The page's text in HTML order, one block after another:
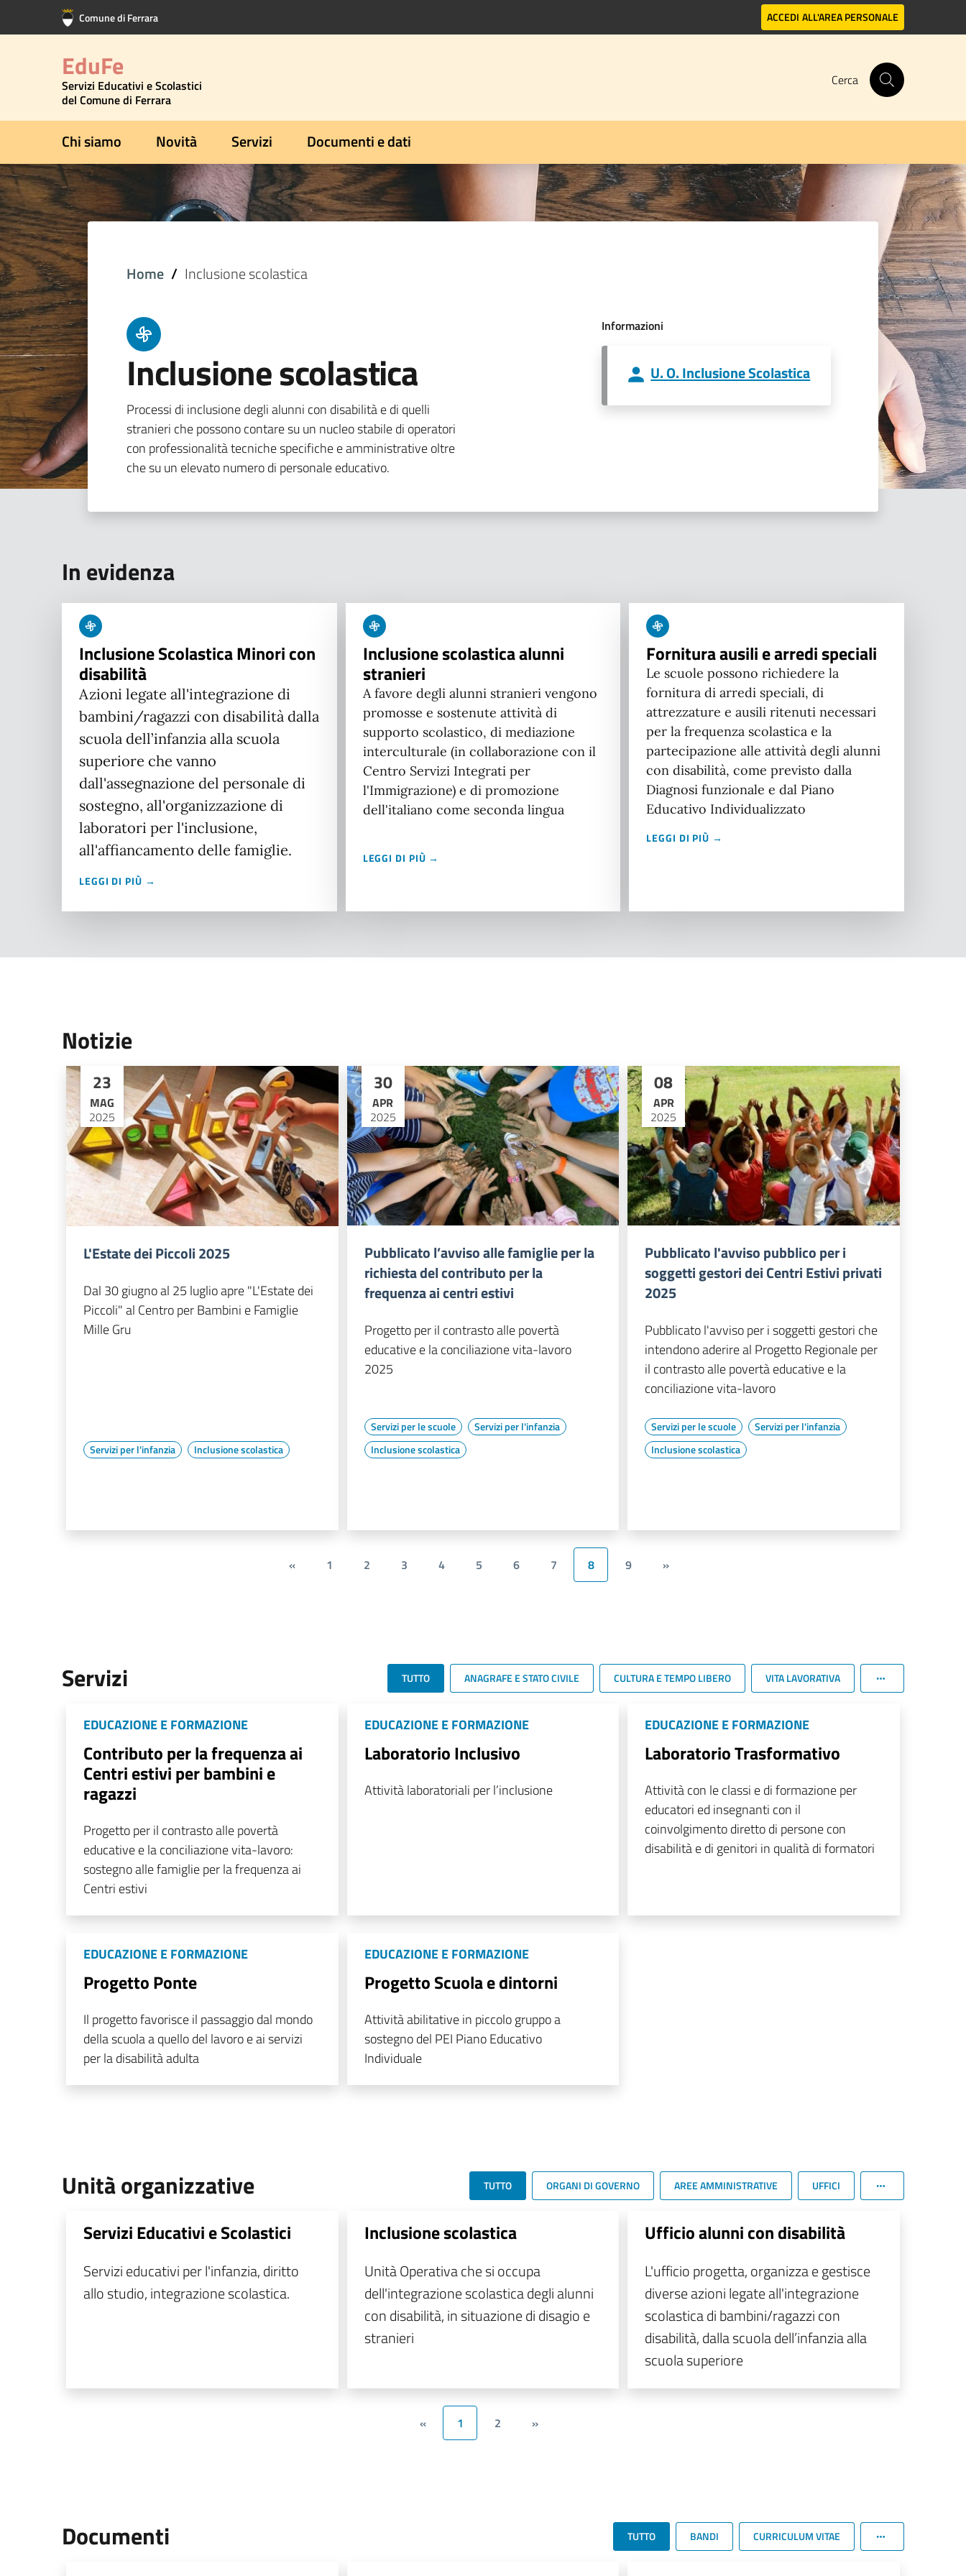
Vai al contenuto principale
Vai al footer Comune di Ferrara ACCEDI ALL'AREA PERSONALE
EduFe
Servizi Educativi e Scolastici
del Comune di Ferrara
Cerca
Chi siamo Novità Servizi Documenti e dati
Home Inclusione scolastica
Inclusione scolastica
Processi di inclusione degli alunni con disabilità e di quelli
stranieri che possono contare su un nucleo stabile di operatori
con professionalità tecniche specifiche e amministrative oltre
che su un elevato numero di personale educativo.
Informazioni
U. O. Inclusione Scolastica
In evidenza
Inclusione Scolastica Minori con
disabilità
Azioni legate all'integrazione di
bambini/ragazzi con disabilità dalla
scuola dell’infanzia alla scuola
superiore che vanno
dall'assegnazione del personale di
sostegno, all'organizzazione di
laboratori per l'inclusione,
all'affiancamento delle famiglie.
LEGGI DI PIÙ →
Inclusione scolastica alunni
stranieri
A favore degli alunni stranieri vengono
promosse e sostenute attività di
supporto scolastico, di mediazione
interculturale (in collaborazione con il
Centro Servizi Integrati per
l'Immigrazione) e di promozione
dell'italiano come seconda lingua
LEGGI DI PIÙ →
Fornitura ausili e arredi speciali
Le scuole possono richiedere la
fornitura di arredi speciali, di
attrezzature e ausili ritenuti necessari
per la frequenza scolastica e la
partecipazione alle attività degli alunni
con disabilità, come previsto dalla
Diagnosi funzionale e dal Piano
Educativo Individualizzato
LEGGI DI PIÙ →
Notizie
23
MAG
2025
L'Estate dei Piccoli 2025
Dal 30 giugno al 25 luglio apre "L'Estate dei
Piccoli" al Centro per Bambini e Famiglie
Mille Gru
Servizi per l'infanzia Inclusione scolastica
30
APR
2025
Pubblicato l’avviso alle famiglie per la
richiesta del contributo per la
frequenza ai centri estivi
Progetto per il contrasto alle povertà
educative e la conciliazione vita-lavoro
2025
Servizi per le scuole
Servizi per l'infanzia
Inclusione scolastica
08
APR
2025
Pubblicato l'avviso pubblico per i
soggetti gestori dei Centri Estivi privati
2025
Pubblicato l'avviso per i soggetti gestori che
intendono aderire al Progetto Regionale per
il contrasto alle povertà educative e la
conciliazione vita-lavoro
Servizi per le scuole
Servizi per l'infanzia
Inclusione scolastica
« 1 2 3 4 5 6 7 8 9 »
Servizi TUTTO ANAGRAFE E STATO CIVILE CULTURA E TEMPO LIBERO VITA LAVORATIVA
EDUCAZIONE E FORMAZIONE
Contributo per la frequenza ai
Centri estivi per bambini e
ragazzi
Progetto per il contrasto alle povertà
educative e la conciliazione vita-lavoro:
sostegno alle famiglie per la frequenza ai
Centri estivi
EDUCAZIONE E FORMAZIONE
Laboratorio Inclusivo
Attività laboratoriali per l’inclusione
EDUCAZIONE E FORMAZIONE
Laboratorio Trasformativo
Attività con le classi e di formazione per
educatori ed insegnanti con il
coinvolgimento diretto di persone con
disabilità e di genitori in qualità di formatori
EDUCAZIONE E FORMAZIONE
Progetto Ponte
Il progetto favorisce il passaggio dal mondo
della scuola a quello del lavoro e ai servizi
per la disabilità adulta
EDUCAZIONE E FORMAZIONE
Progetto Scuola e dintorni
Attività abilitative in piccolo gruppo a
sostegno del PEI Piano Educativo
Individuale
Unità organizzative TUTTO ORGANI DI GOVERNO AREE AMMINISTRATIVE UFFICI
Servizi Educativi e Scolastici
Servizi educativi per l'infanzia, diritto
allo studio, integrazione scolastica.
Inclusione scolastica
Unità Operativa che si occupa
dell'integrazione scolastica degli alunni
con disabilità, in situazione di disagio e
stranieri
Ufficio alunni con disabilità
L'ufficio progetta, organizza e gestisce
diverse azioni legate all'integrazione
scolastica di bambini/ragazzi con
disabilità, dalla scuola dell’infanzia alla
scuola superiore
« 1 2 »
Documenti TUTTO BANDI CURRICULUM VITAE